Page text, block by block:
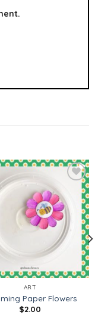
Add to
wishlist
ART
Paper Flowers
$2.00